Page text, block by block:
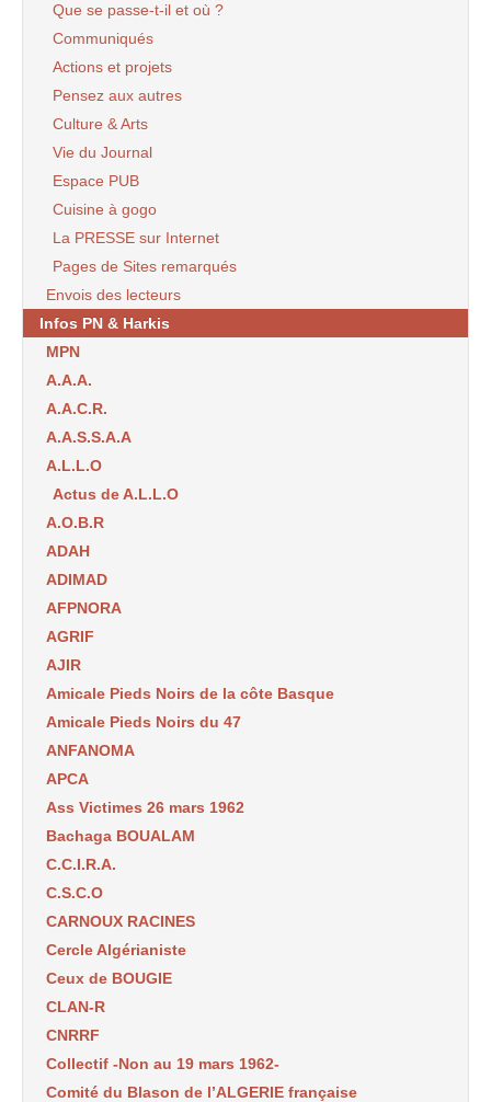
Que se passe-t-il et où ?
Communiqués
Actions et projets
Pensez aux autres
Culture & Arts
Vie du Journal
Espace PUB
Cuisine à gogo
La PRESSE sur Internet
Pages de Sites remarqués
Envois des lecteurs
Infos PN & Harkis
MPN
A.A.A.
A.A.C.R.
A.A.S.S.A.A
A.L.L.O
Actus de A.L.L.O
A.O.B.R
ADAH
ADIMAD
AFPNORA
AGRIF
AJIR
Amicale Pieds Noirs de la côte Basque
Amicale Pieds Noirs du 47
ANFANOMA
APCA
Ass Victimes 26 mars 1962
Bachaga BOUALAM
C.C.I.R.A.
C.S.C.O
CARNOUX RACINES
Cercle Algérianiste
Ceux de BOUGIE
CLAN-R
CNRRF
Collectif -Non au 19 mars 1962-
Comité du Blason de l’ALGERIE française